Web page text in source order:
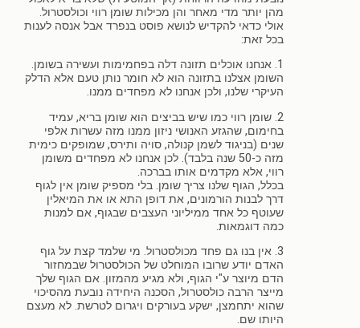
מהן יותר מדי מאחר והן מכילות שומן רווי וכולסטרול.
אולי כדאי להקדיש לנושא פוסט בנפרד אבל אנסה לענות
בכל זאת:
1. אנחנו אוכלים תזונה דלה בפחמימות ועשירה בשומן.
השומן אצלנו בתזונה הוא לא חומר נותן טעם אלא הדלק
העיקרי שלנו, ולכן אנחנו לא מפחדים ממנו.
2. שומן רווי כמו שיש בביצים הוא שומן בריא, עמיד
בחימום, שהגזע האנושי ניזון ממנו מזה עשרות אלפי
שנים (בניגוד לשמן קנולה, סויה ותירס, שמופקים כימית
מזה כ-50 שנה בלבד). לכן אנחנו לא מפחדים משומן
רווי, אלא מקדמים אותו בברכה.
בכלל, הגוף שלנו צריך שומן. בלי מספיק שומן אין לגוף
דרך לבנות הורמונים, את דופן התא או את המיאלין
שעוטף כל אחד ממיליוני העצבים שבגוף, אם למנות
כמה דוגמאות.
3. אין בנו גם פחד מכולסטרול. מי שלמד קצת על גוף
האדם יודע שרובו המוחלט של הכולסטרול שבמחזור
הדם מיוצר ע"י הגוף, ולא מגיע מהמזון. אם הגוף שלך
מייצר הרבה כולסטרול, הסכנה היחידה נובעת מהסיכוי
שהוא יתחמצן, ישקע בעורקים ויגרום לטרשת. לא מעצם
היותו שם.